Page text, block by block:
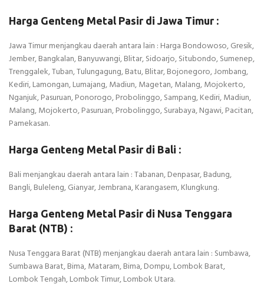
Harga Genteng Metal Pasir di Jawa Timur :
Jawa Timur menjangkau daerah antara lain : Harga Bondowoso, Gresik,
Jember, Bangkalan, Banyuwangi, Blitar, Sidoarjo, Situbondo, Sumenep,
Trenggalek, Tuban, Tulungagung, Batu, Blitar, Bojonegoro, Jombang,
Kediri, Lamongan, Lumajang, Madiun, Magetan, Malang, Mojokerto,
Nganjuk, Pasuruan, Ponorogo, Probolinggo, Sampang, Kediri, Madiun,
Malang, Mojokerto, Pasuruan, Probolinggo, Surabaya, Ngawi, Pacitan,
Pamekasan.
Harga Genteng Metal Pasir di Bali :
Bali menjangkau daerah antara lain : Tabanan, Denpasar, Badung,
Bangli, Buleleng, Gianyar, Jembrana, Karangasem, Klungkung.
Harga Genteng Metal Pasir di Nusa Tenggara
Barat (NTB) :
Nusa Tenggara Barat (NTB) menjangkau daerah antara lain : Sumbawa,
Sumbawa Barat, Bima, Mataram, Bima, Dompu, Lombok Barat,
Lombok Tengah, Lombok Timur, Lombok Utara.